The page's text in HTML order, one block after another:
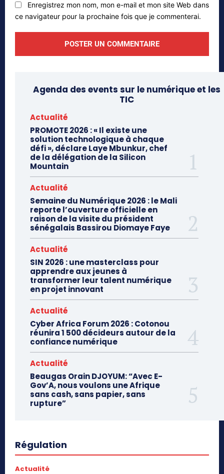
Enregistrez mon nom, mon e-mail et mon site Web dans
ce navigateur pour la prochaine fois que je commenterai.
Agenda des events sur le numérique et les
TIC
Actualité
PROMOTE 2026 : « Il existe une
solution technologique à chaque
défi », déclare Laye Mbunkur, chef
de la délégation de la Silicon
Mountain
Actualité
Semaine du Numérique 2026 : le Mali
reporte l’ouverture officielle en
raison de la visite du président
sénégalais Bassirou Diomaye Faye
Actualité
SIN 2026 : une masterclass pour
apprendre aux jeunes à
transformer leur talent numérique
en projet innovant
Actualité
Cyber Africa Forum 2026 : Cotonou
réunira 1 500 décideurs autour de la
confiance numérique
Actualité
Beaugas Orain DJOYUM: “Avec E-
Gov’A, nous voulons une Afrique
sans cash, sans papier, sans
rupture”
Régulation
Actualité